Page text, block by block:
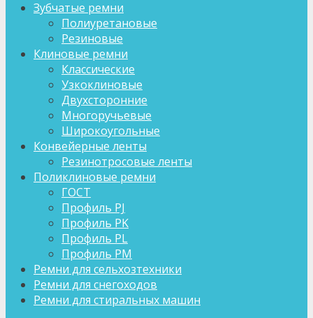
Зубчатые ремни
Полиуретановые
Резиновые
Клиновые ремни
Классические
Узкоклиновые
Двухсторонние
Многоручьевые
Широкоугольные
Конвейерные ленты
Резинотросовые ленты
Поликлиновые ремни
ГОСТ
Профиль PJ
Профиль PK
Профиль PL
Профиль PM
Ремни для сельхозтехники
Ремни для снегоходов
Ремни для стиральных машин